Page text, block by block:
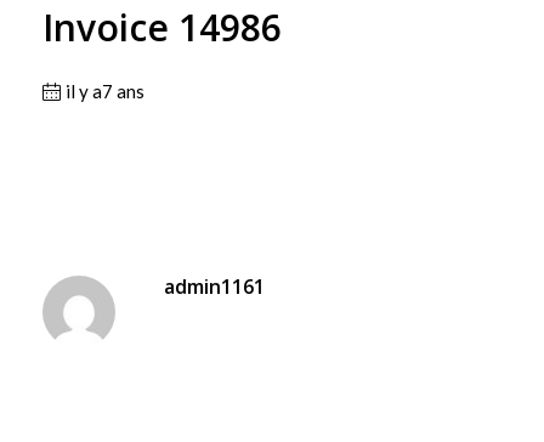
Invoice 14986
il y a7 ans
admin1161